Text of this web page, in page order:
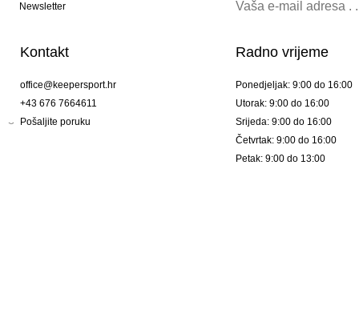
Newsletter
Kontakt
office@keepersport.hr
+43 676 7664611
Pošaljite poruku
Radno vrijeme
Ponedjeljak: 9:00 do 16:00
Utorak: 9:00 do 16:00
Srijeda: 9:00 do 16:00
Četvrtak: 9:00 do 16:00
Petak: 9:00 do 13:00